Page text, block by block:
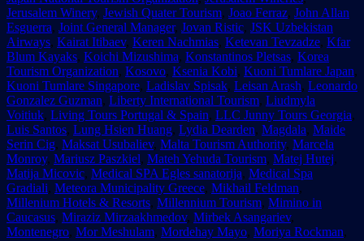
Jerusalem Winery, Jewish Quater Tourism, Joao Ferraz, John Allan
Esguerra, Joint General Manager, Jovan Ristic, JSK Uzbekistan
Airways, Kairat Itibaev, Keren Nachmias, Ketevan Tevzadze, Kfar
Blum Kayaks, Koichi Mizushima, Konstantinos Pletsas, Korea
Tourism Organization, Kosovo, Ksenia Kobi, Kuoni Tumlare Japan,
Kuoni Tumlare Singapore, Ladislav Spisak, Leisan Arash, Leonardo
Gonzalez Guzman, Liberty International Tourism, Liudmyla
Voitiuk, Living Tours Portugal & Spain, LLC Junny Tours Georgia,
Luis Santos, Lung Hsien Huang, Lydia Dearden, Magdala, Maide
Serin Cig, Maksat Usubaliev, Malta Tourism Authority, Marcela
Monroy, Mariusz Paszkiel, Mateh Yehuda Tourism, Matej Hutej,
Matija Micovic, Medical SPA Egles sanatorija, Medical Spa
Gradiali, Meteora Municipality Greece, Mikhail Feldman,
Millenium Hotels & Resorts, Millennium Tourism, Mimino in
Caucasus, Miraziz Mirzaakhmedov, Mirbek Asangariev,
Montenegro, Mor Meshulam, Mordehay Mayo, Moriya Rockman,